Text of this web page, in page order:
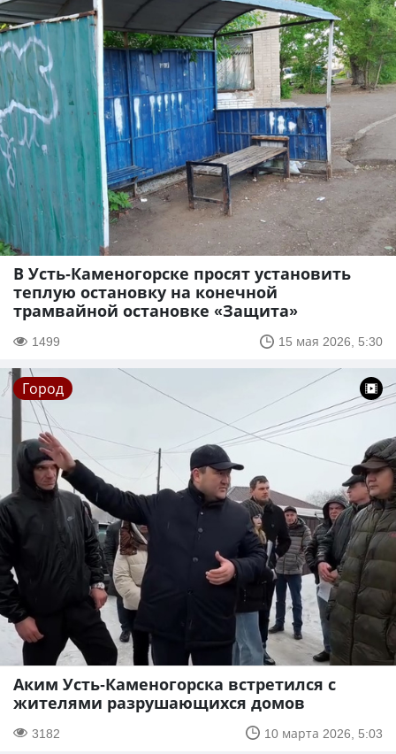
В Усть-Каменогорске просят установить
теплую остановку на конечной
трамвайной остановке «Защита»
1499 15 мая 2026, 5:30
Город
Аким Усть-Каменогорска встретился с
жителями разрушающихся домов
3182 10 марта 2026, 5:03